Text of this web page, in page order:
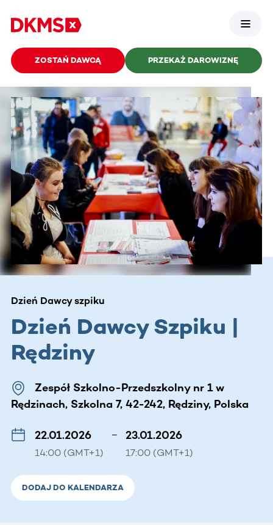
ZOSTAŃ DAWCĄ PRZEKAŻ DAROWIZNĘ
Dzień Dawcy szpiku
Dzień Dawcy Szpiku |
Rędziny
Zespół Szkolno-Przedszkolny nr 1 w
Rędzinach, Szkolna 7, 42-242, Rędziny, Polska
22.01.2026
14:00 (GMT+1)
– 23.01.2026
17:00 (GMT+1)
DODAJ DO KALENDARZA